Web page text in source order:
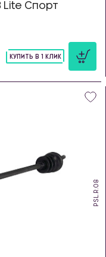
Lite Спорт
КУПИТЬ В 1 КЛИК
PSL.R.08